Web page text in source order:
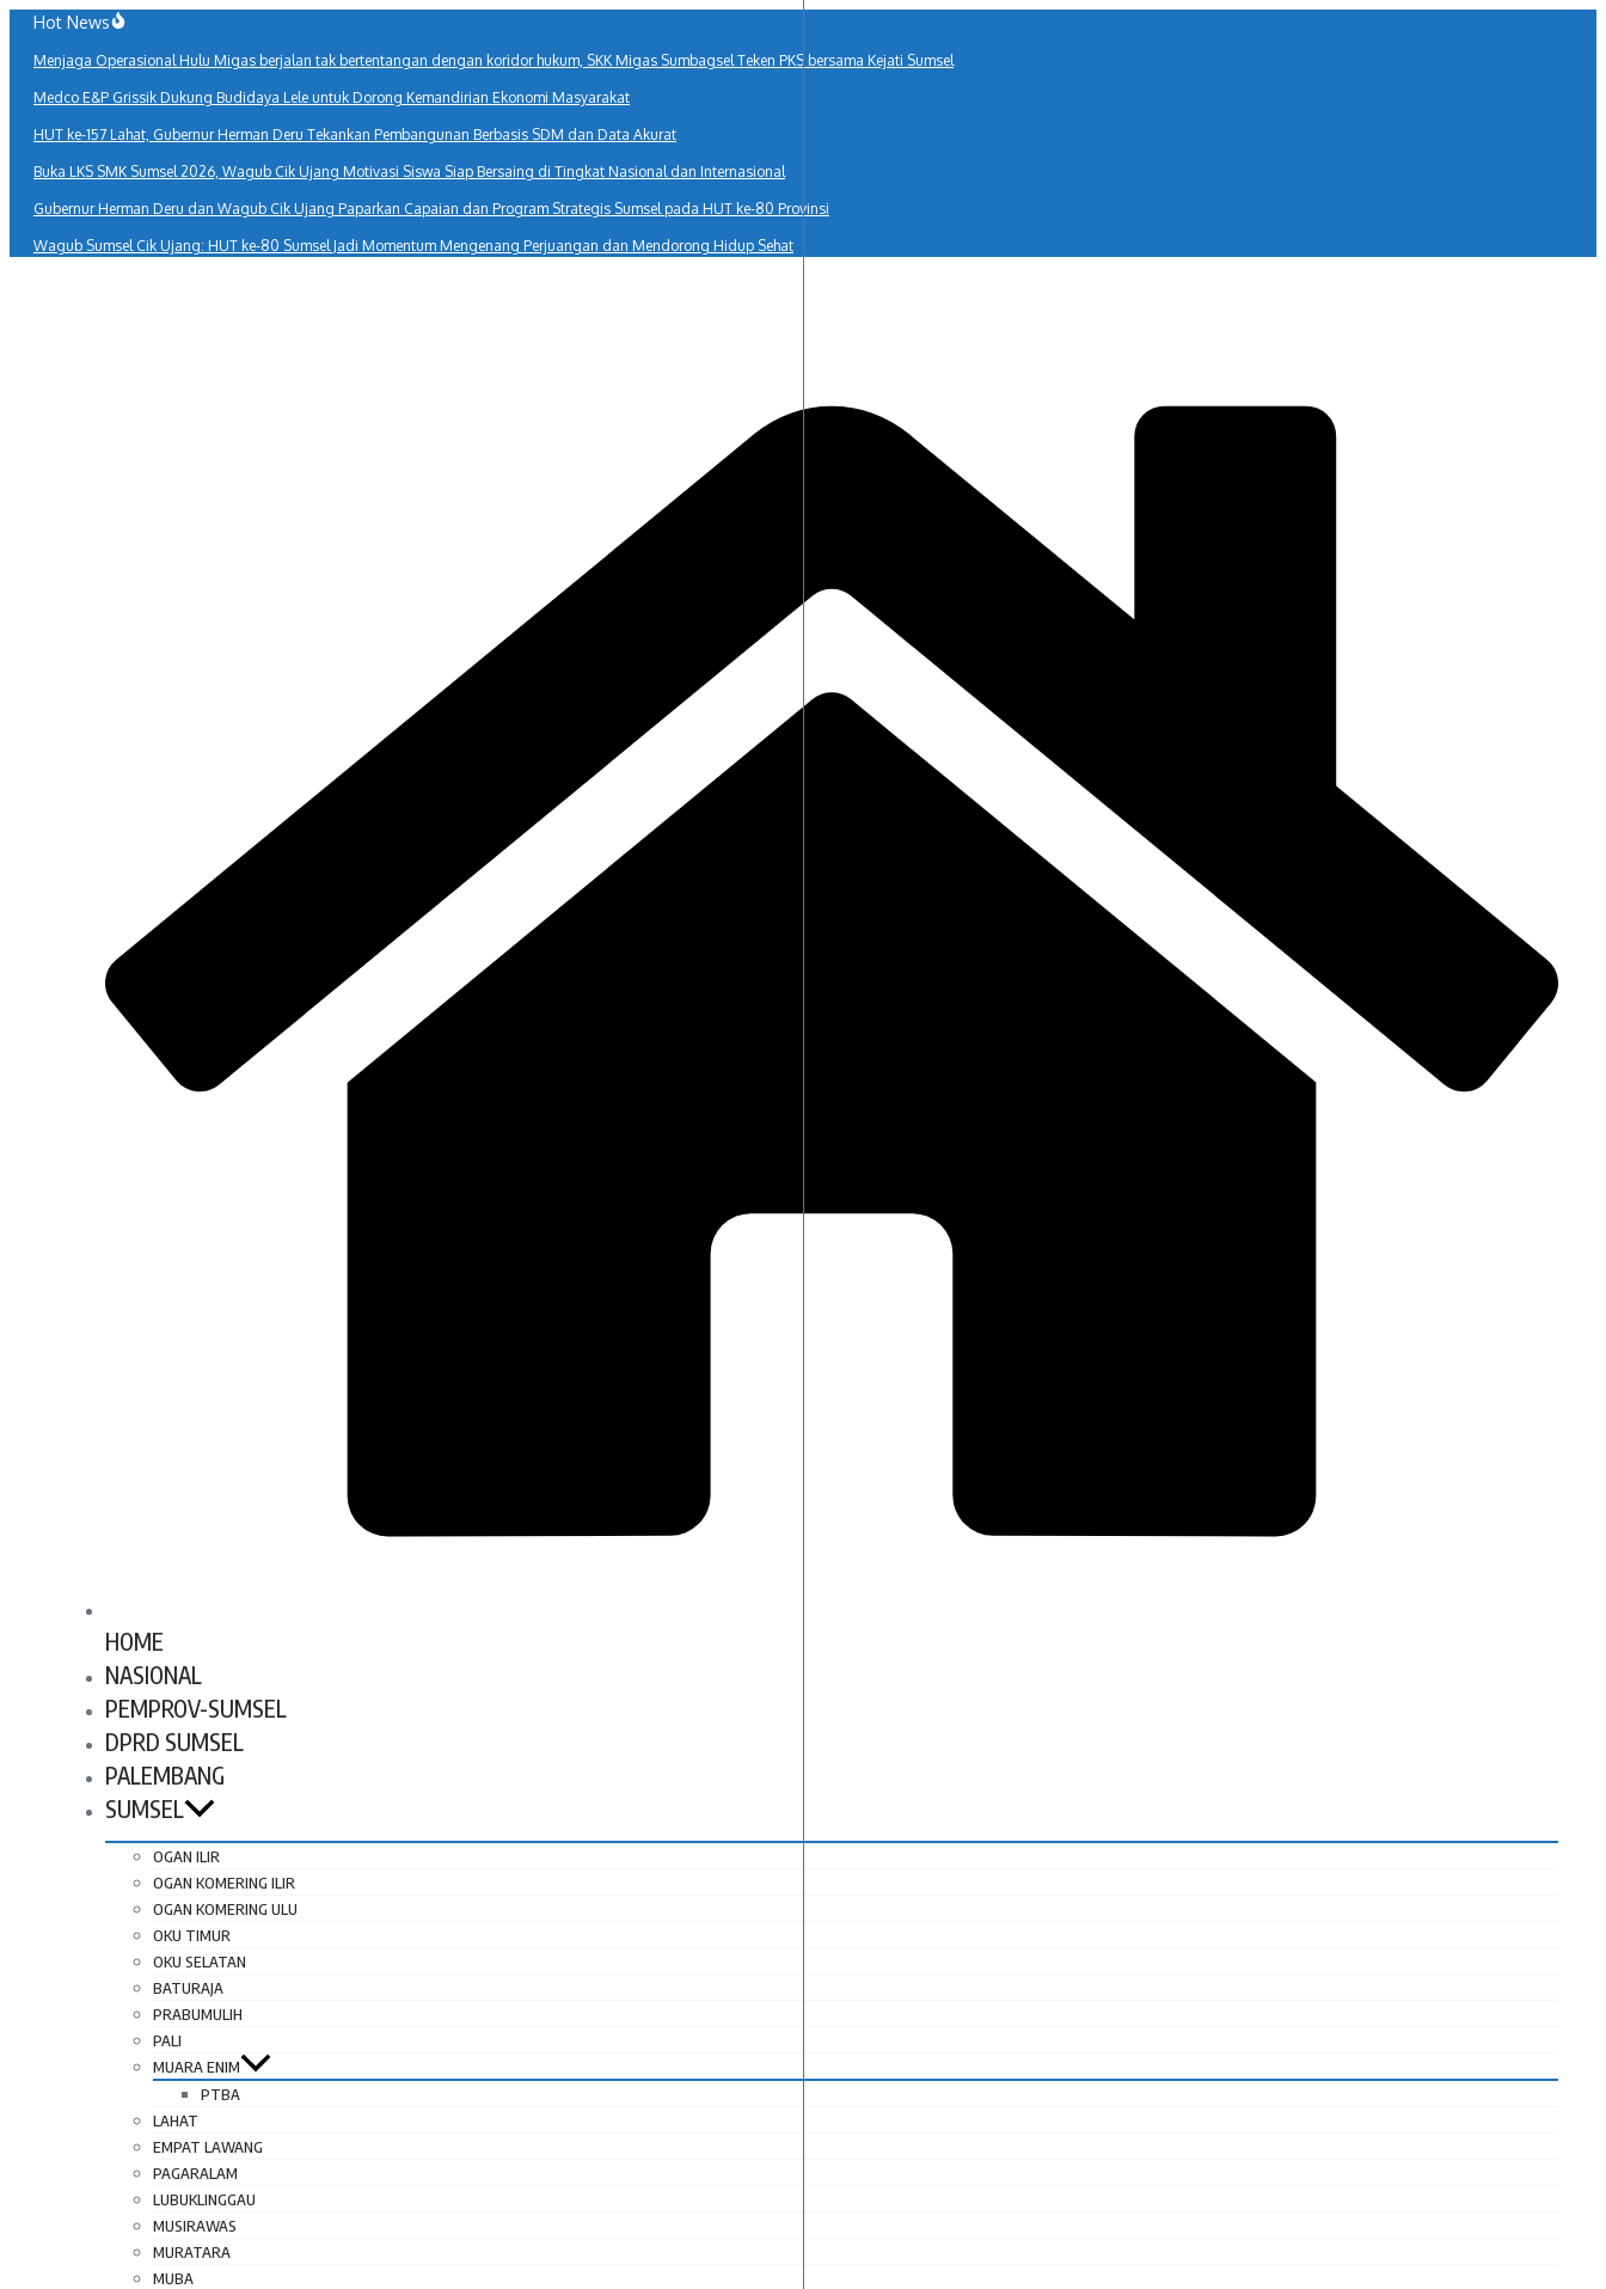
Lewati
konten
Hot News
Menjaga Operasional Hulu Migas berjalan tak bertentangan dengan koridor hukum, SKK Migas Sumbagsel Teken PKS bersama Kejati Sumsel
Medco E&P Grissik Dukung Budidaya Lele untuk Dorong Kemandirian Ekonomi Masyarakat
HUT ke-157 Lahat, Gubernur Herman Deru Tekankan Pembangunan Berbasis SDM dan Data Akurat
Buka LKS SMK Sumsel 2026, Wagub Cik Ujang Motivasi Siswa Siap Bersaing di Tingkat Nasional dan Internasional
Gubernur Herman Deru dan Wagub Cik Ujang Paparkan Capaian dan Program Strategis Sumsel pada HUT ke-80 Provinsi
Wagub Sumsel Cik Ujang: HUT ke-80 Sumsel Jadi Momentum Mengenang Perjuangan dan Mendorong Hidup Sehat
HOME
NASIONAL
PEMPROV-SUMSEL
DPRD SUMSEL
PALEMBANG
SUMSEL
OGAN ILIR
OGAN KOMERING ILIR
OGAN KOMERING ULU
OKU TIMUR
OKU SELATAN
BATURAJA
PRABUMULIH
PALI
MUARA ENIM
PTBA
LAHAT
EMPAT LAWANG
PAGARALAM
LUBUKLINGGAU
MUSIRAWAS
MURATARA
MUBA